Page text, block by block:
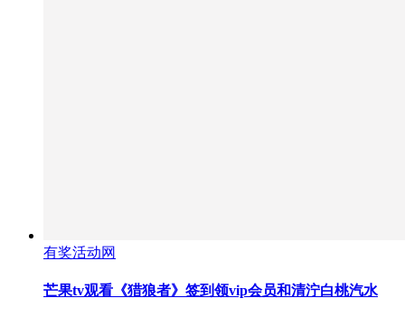
有奖活动网
芒果tv观看《猎狼者》签到领vip会员和清泞白桃汽水